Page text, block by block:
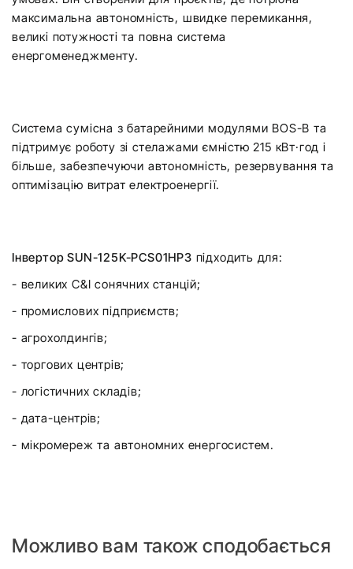
максимальна автономність, швидке перемикання,
великі потужності та повна система
енергоменеджменту.
Система сумісна з батарейними модулями BOS-B та
підтримує роботу зі стелажами ємністю 215 кВт·год і
більше, забезпечуючи автономність, резервування та
оптимізацію витрат електроенергії.
Інвертор SUN-125K-PCS01HP3 підходить для:
- великих C&I сонячних станцій;
- промислових підприємств;
- агрохолдингів;
- торгових центрів;
- логістичних складів;
- дата-центрів;
- мікромереж та автономних енергосистем.
Можливо вам також сподобається